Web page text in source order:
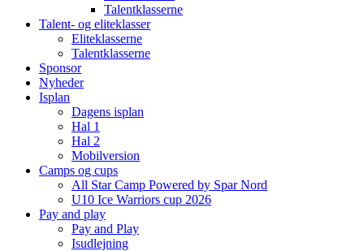
Talentklasserne
Talent- og eliteklasser
Eliteklasserne
Talentklasserne
Sponsor
Nyheder
Isplan
Dagens isplan
Hal 1
Hal 2
Mobilversion
Camps og cups
All Star Camp Powered by Spar Nord
U10 Ice Warriors cup 2026
Pay and play
Pay and Play
Isudlejning